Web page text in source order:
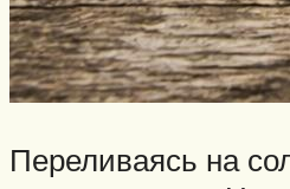
Переливаясь на